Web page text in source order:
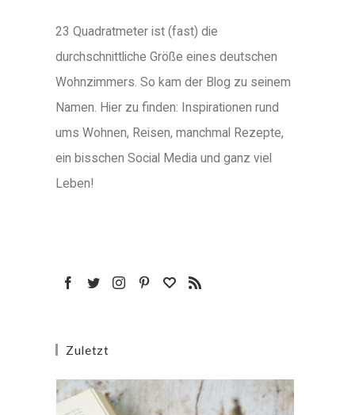
23 Quadratmeter ist (fast) die
durchschnittliche Größe eines deutschen
Wohnzimmers. So kam der Blog zu seinem
Namen. Hier zu finden: Inspirationen rund
ums Wohnen, Reisen, manchmal Rezepte,
ein bisschen Social Media und ganz viel
Leben!
Zuletzt